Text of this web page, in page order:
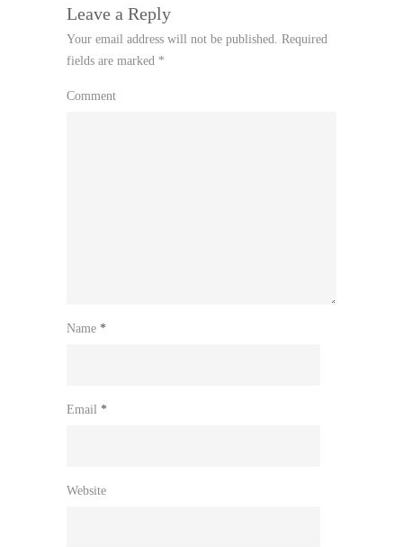
Leave a Reply
Your email address will not be published. Required
fields are marked *
Comment
Name *
Email *
Website